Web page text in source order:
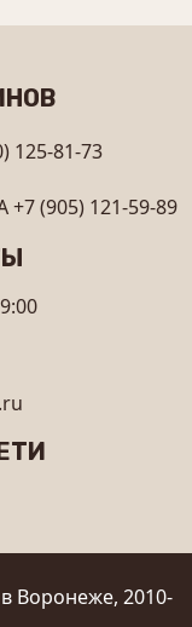
125-81-73
+7 (905) 121-59-89
Воронеже, 2010-